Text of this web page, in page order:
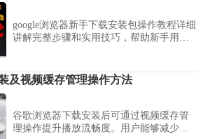
google浏览器新手下载安装包操作教程详细
讲解完整步骤和实用技巧，帮助新手用户
及视频缓存管理操作方法
谷歌浏览器下载安装后可通过视频缓存管
理操作提升播放流畅度。用户能够减少卡